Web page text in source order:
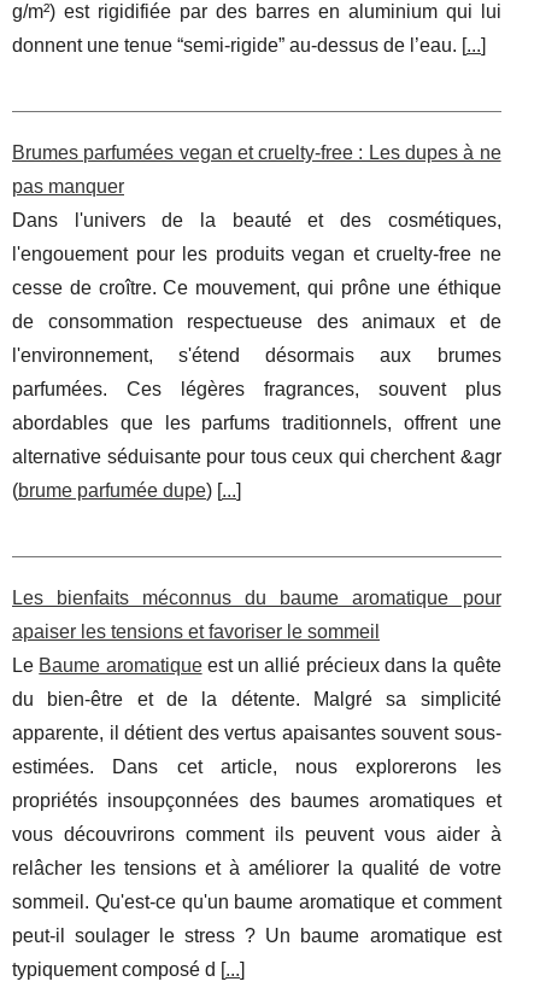
g/m²) est rigidifiée par des barres en aluminium qui lui
donnent une tenue “semi-rigide” au-dessus de l’eau. [...]
Brumes parfumées vegan et cruelty-free : Les dupes à ne
pas manquer
Dans l'univers de la beauté et des cosmétiques,
l'engouement pour les produits vegan et cruelty-free ne
cesse de croître. Ce mouvement, qui prône une éthique
de consommation respectueuse des animaux et de
l'environnement, s'étend désormais aux brumes
parfumées. Ces légères fragrances, souvent plus
abordables que les parfums traditionnels, offrent une
alternative séduisante pour tous ceux qui cherchent &agr
(brume parfumée dupe) [...]
Les bienfaits méconnus du baume aromatique pour
apaiser les tensions et favoriser le sommeil
Le Baume aromatiqueest un allié précieux dans la quête
du bien-être et de la détente. Malgré sa simplicité
apparente, il détient des vertus apaisantes souvent sous-
estimées. Dans cet article, nous explorerons les
propriétés insoupçonnées des baumes aromatiques et
vous découvrirons comment ils peuvent vous aider à
relâcher les tensions et à améliorer la qualité de votre
sommeil. Qu'est-ce qu'un baume aromatique et comment
peut-il soulager le stress ? Un baume aromatique est
typiquement composé d [...]